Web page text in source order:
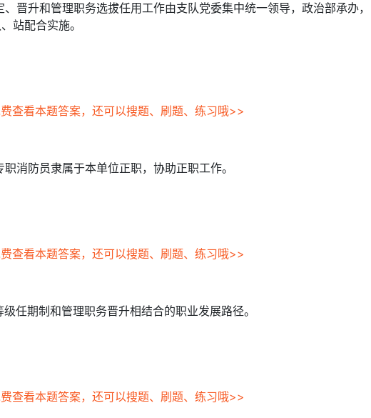
晋升和管理职务选拔任用工作由支队党委集中统一领导，政治部承办，
站配合实施。
查看本题答案，还可以搜题、刷题、练习哦>>
消防员隶属于本单位正职，协助正职工作。
查看本题答案，还可以搜题、刷题、练习哦>>
任期制和管理职务晋升相结合的职业发展路径。
查看本题答案，还可以搜题、刷题、练习哦>>